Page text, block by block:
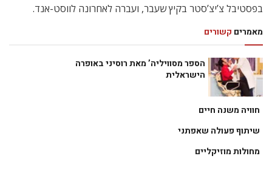
בפסטיבל צ’יצ’סטר בקיץ שעבר, ועברה לאחרונה לווסט-אנד.
מאמרים קשורים
הספר מסוויליה’ מאת רוסיני באופרה
הישראלית
חוויה משנה חיים
שיתוף פעולה שאפתני
מחולות מוזיקליים